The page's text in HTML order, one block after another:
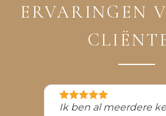
ERVARINGEN
Ik ben al meerdere